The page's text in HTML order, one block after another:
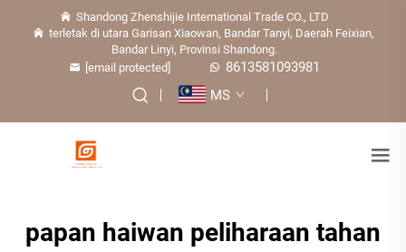
Shandong Zhenshijie International Trade CO., LTD
terletak di utara Garisan Xiaowan, Bandar Tanyi, Daerah Feixian,
Bandar Linyi, Provinsi Shandong.
[email protected]
8613581093981
MS
papan haiwan peliharaan tahan